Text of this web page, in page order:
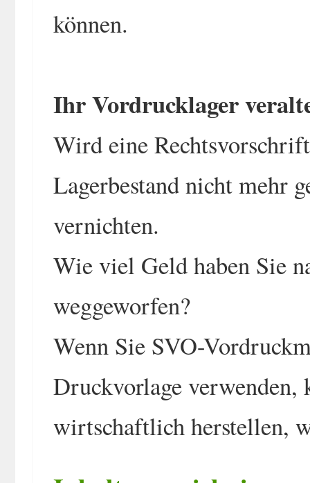
können.
Ihr Vordrucklager
Wird eine
Lagerbestand nicht mehr
vernichten.
Wie viel Geld haben Sie
weggeworfen?
Wenn Sie SVO-
Druckvorlage verwenden,
wirtschaftlich herstellen,